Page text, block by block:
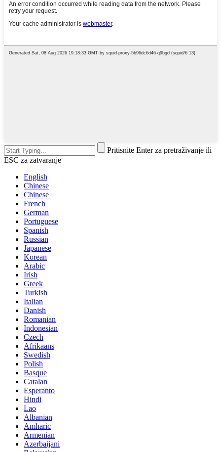
Pritisnite Enter za pretraživanje ili
ESC za zatvaranje
English
Chinese
Chinese
French
German
Portuguese
Spanish
Russian
Japanese
Korean
Arabic
Irish
Greek
Turkish
Italian
Danish
Romanian
Indonesian
Czech
Afrikaans
Swedish
Polish
Basque
Catalan
Esperanto
Hindi
Lao
Albanian
Amharic
Armenian
Azerbaijani